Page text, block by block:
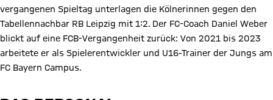
vergangenen Spieltag unterlagen die Kölnerinnen gegen den
Tabellennachbar RB Leipzig mit 1:2. Der FC-Coach Daniel Weber
blickt auf eine FCB-Vergangenheit zurück: Von 2021 bis 2023
arbeitete er als Spielerentwickler und U16-Trainer der Jungs am
FC Bayern Campus.